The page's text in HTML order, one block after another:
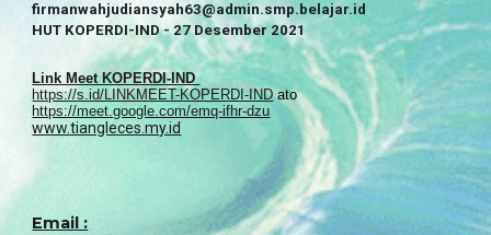
firmanwahjudiansyah63@admin.smp. belajar.id
HUT KOPERDI-IND - 27 Desember 2021
Link Meet KOPERDI-IND
https://s.id/LINKMEET-KOPERDI-INDato
https://meet.google.com/emq-ifhr-dzu
www.tiangleces.my.id
Email :